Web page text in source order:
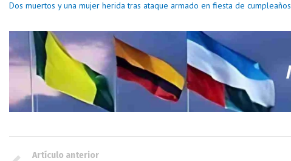
Dos muertos y una mujer herida tras ataque armado en fiesta de cumpleaños
Artículo anterior